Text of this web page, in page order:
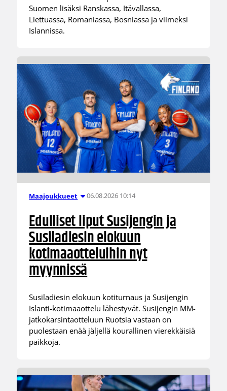
Suomen lisäksi Ranskassa, Itävallassa,
Liettuassa, Romaniassa, Bosniassa ja viimeksi
Islannissa.
Maajoukkueet 06.08.2026 10:14
Edulliset liput Susijengin ja
Susiladiesin elokuun
kotimaaotteluihin nyt
myynnissä
Susiladiesin elokuun kotiturnaus ja Susijengin
Islanti-kotimaaottelu lähestyvät. Susijengin MM-
jatkokarsintaotteluun Ruotsia vastaan on
puolestaan enää jäljellä kourallinen vierekkäisiä
paikkoja.